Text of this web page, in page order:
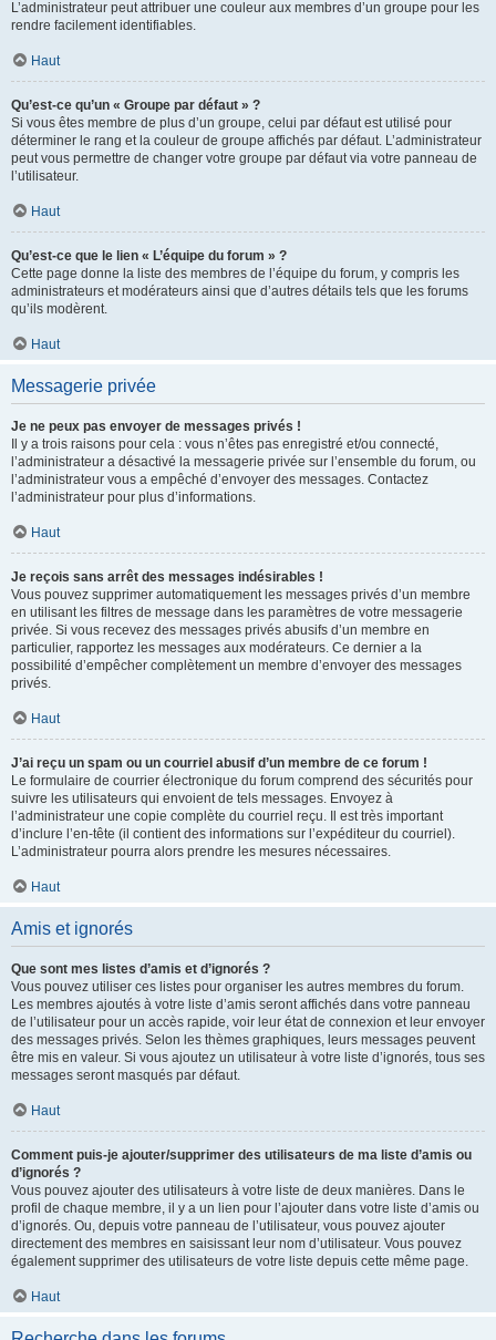
L’administrateur peut attribuer une couleur aux membres d’un groupe pour les
rendre facilement identifiables.
Haut
Qu’est-ce qu’un « Groupe par défaut » ?
Si vous êtes membre de plus d’un groupe, celui par défaut est utilisé pour
déterminer le rang et la couleur de groupe affichés par défaut. L’administrateur
peut vous permettre de changer votre groupe par défaut via votre panneau de
l’utilisateur.
Haut
Qu’est-ce que le lien « L’équipe du forum » ?
Cette page donne la liste des membres de l’équipe du forum, y compris les
administrateurs et modérateurs ainsi que d’autres détails tels que les forums
qu’ils modèrent.
Haut
Messagerie privée
Je ne peux pas envoyer de messages privés !
Il y a trois raisons pour cela : vous n’êtes pas enregistré et/ou connecté,
l’administrateur a désactivé la messagerie privée sur l’ensemble du forum, ou
l’administrateur vous a empêché d’envoyer des messages. Contactez
l’administrateur pour plus d’informations.
Haut
Je reçois sans arrêt des messages indésirables !
Vous pouvez supprimer automatiquement les messages privés d’un membre
en utilisant les filtres de message dans les paramètres de votre messagerie
privée. Si vous recevez des messages privés abusifs d’un membre en
particulier, rapportez les messages aux modérateurs. Ce dernier a la
possibilité d’empêcher complètement un membre d’envoyer des messages
privés.
Haut
J’ai reçu un spam ou un courriel abusif d’un membre de ce forum !
Le formulaire de courrier électronique du forum comprend des sécurités pour
suivre les utilisateurs qui envoient de tels messages. Envoyez à
l’administrateur une copie complète du courriel reçu. Il est très important
d’inclure l’en-tête (il contient des informations sur l’expéditeur du courriel).
L’administrateur pourra alors prendre les mesures nécessaires.
Haut
Amis et ignorés
Que sont mes listes d’amis et d’ignorés ?
Vous pouvez utiliser ces listes pour organiser les autres membres du forum.
Les membres ajoutés à votre liste d’amis seront affichés dans votre panneau
de l’utilisateur pour un accès rapide, voir leur état de connexion et leur envoyer
des messages privés. Selon les thèmes graphiques, leurs messages peuvent
être mis en valeur. Si vous ajoutez un utilisateur à votre liste d’ignorés, tous ses
messages seront masqués par défaut.
Haut
Comment puis-je ajouter/supprimer des utilisateurs de ma liste d’amis ou
d’ignorés ?
Vous pouvez ajouter des utilisateurs à votre liste de deux manières. Dans le
profil de chaque membre, il y a un lien pour l’ajouter dans votre liste d’amis ou
d’ignorés. Ou, depuis votre panneau de l’utilisateur, vous pouvez ajouter
directement des membres en saisissant leur nom d’utilisateur. Vous pouvez
également supprimer des utilisateurs de votre liste depuis cette même page.
Haut